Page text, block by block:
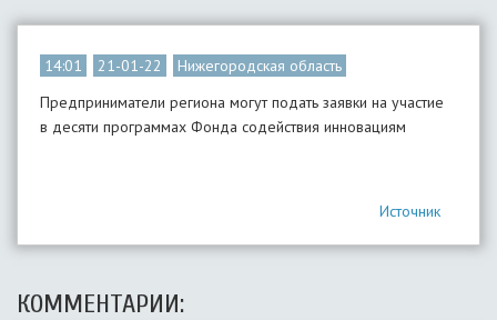
14:01 21-01-22
Нижегородская область
Предприниматели региона могут подать заявки на участие
в десяти программах Фонда содействия инновациям
Источник
КОММЕНТАРИИ: